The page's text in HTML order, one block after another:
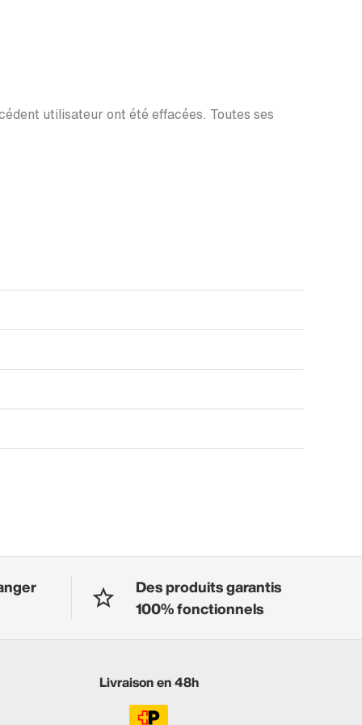
utilisateur ont été effacées. Toutes ses
Des produits garantis
100% fonctionnels
Livraison en 48h